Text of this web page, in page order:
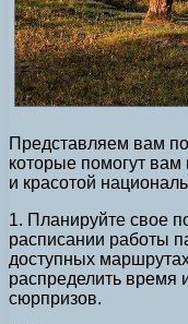
Представляем вам
которые помогут вам
и красотой
1. Планируйте свое
расписании работы
доступных
распределить время
сюрпризов.